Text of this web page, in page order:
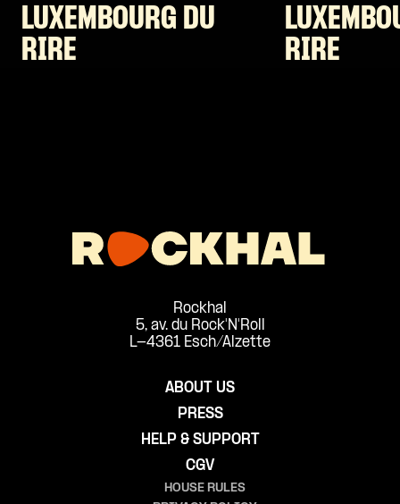
LUXEMBOURG DU
RIRE
RIRE
Rockhal
5, av. du Rock'N'Roll
L-4361 Esch/Alzette
ABOUT US
PRESS
HELP & SUPPORT
CGV
HOUSE RULES